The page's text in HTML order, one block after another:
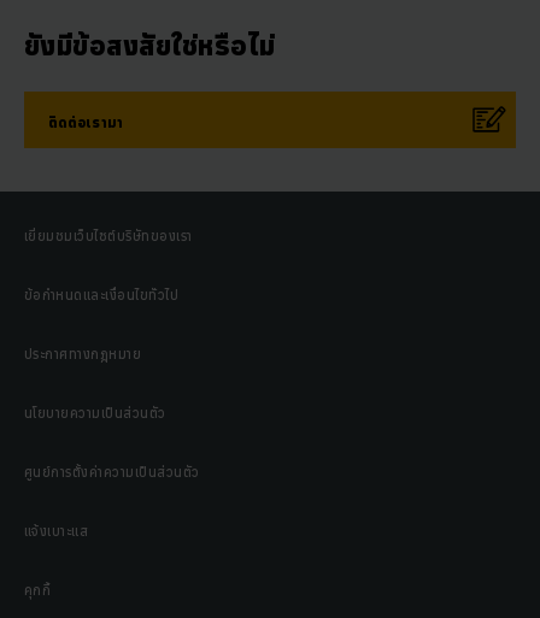
ยังมีข้อสงสัยใช่หรือไม่
ติดต่อเรามา
เยี่ยมชมเว็บไซต์บริษัทของเรา
ข้อกำหนดและเงื่อนไขทั่วไป
ประกาศทางกฎหมาย
นโยบายความเป็นส่วนตัว
ศูนย์การตั้งค่าความเป็นส่วนตัว
แจ้งเบาะแส
คุกกี้